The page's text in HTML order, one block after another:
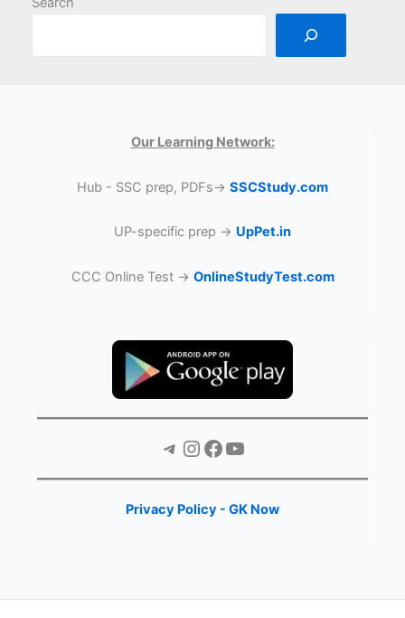
Our Learning Network:
Hub - SSC prep, PDFs→ SSCStudy.com
UP-specific prep → UpPet.in
CCC Online Test → OnlineStudyTest.com
Telegram Instagram Facebook YouTube
Privacy Policy - GK Now